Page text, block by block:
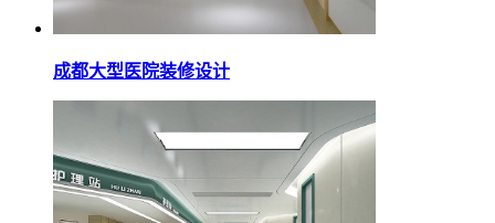
成都大型医院装修设计